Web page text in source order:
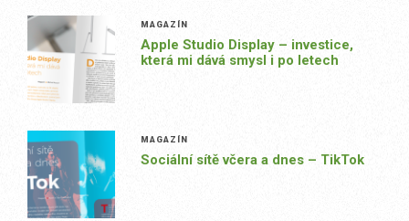
MAGAZÍN
Apple Studio Display – investice,
která mi dává smysl i po letech
MAGAZÍN
Sociální sítě včera a dnes – TikTok